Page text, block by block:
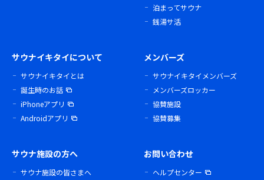
泊まってサウナ
銭湯サ活
サウナイキタイについて
サウナイキタイとは
誕生時のお話
iPhoneアプリ
Androidアプリ
メンバーズ
サウナイキタイメンバーズ
メンバーズロッカー
協賛施設
協賛募集
サウナ施設の方へ
サウナ施設の皆さまへ
お問い合わせ
ヘルプセンター